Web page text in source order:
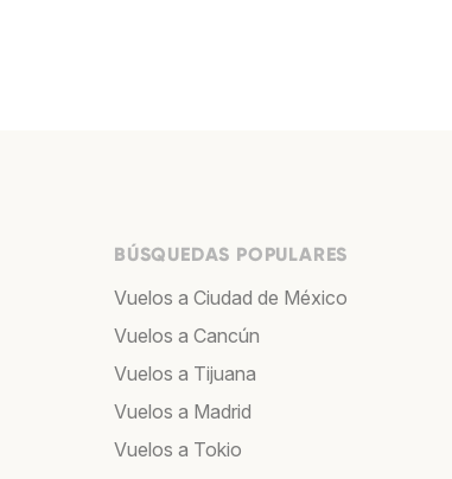
BÚSQUEDAS POPULARES
Vuelos a Ciudad de México
Vuelos a Cancún
Vuelos a Tijuana
Vuelos a Madrid
Vuelos a Tokio